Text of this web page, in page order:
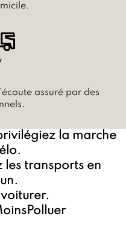
assuré par des
la marche
les transports en